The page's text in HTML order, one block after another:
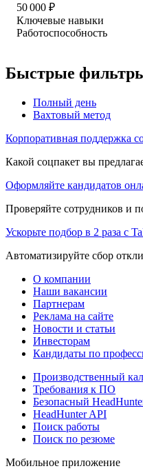
50 000 ₽
Ключевые навыки
Работоспособность
Быстрые
Полный день
Вахтовый метод
Корпоративная поддержка
Какой соцпакет вы
Оформляйте кандидатов
Проверяйте сотрудников и
Ускорьте подбор в 2 раза с
Автоматизируйте сбор
О компании
Наши вакансии
Партнерам
Реклама на сайте
Новости и статьи
Инвесторам
Кандидаты по
Производственный
Требования к ПО
Безопасный
HeadHunter API
Поиск работы
Поиск по резюме
Мобильное приложение